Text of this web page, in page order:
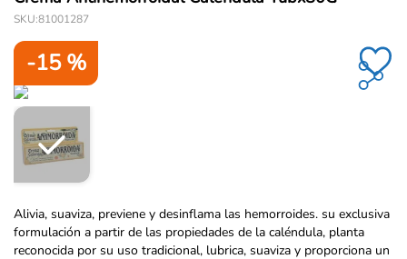
SKU:81001287
-15 %
Alivia, suaviza, previene y desinflama las hemorroides. su exclusiva
formulación a partir de las propiedades de la caléndula, planta
reconocida por su uso tradicional, lubrica, suaviza y proporciona un